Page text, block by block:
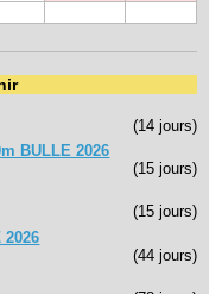
(14 jours)
BULLE 2026
(15 jours)
(15 jours)
2026
(44 jours)